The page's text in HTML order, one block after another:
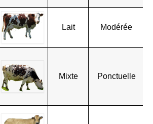
Lait Modérée
Mixte Ponctuelle